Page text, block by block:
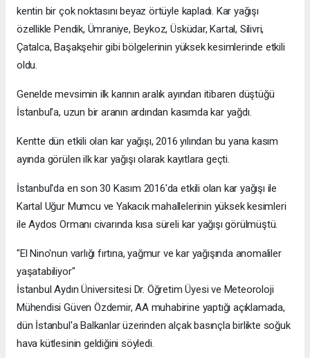
kentin bir çok noktasını beyaz örtüyle kapladı. Kar yağışı
özellikle Pendik, Ümraniye, Beykoz, Üsküdar, Kartal, Silivri,
Çatalca, Başakşehir gibi bölgelerinin yüksek kesimlerinde etkili
oldu.
Genelde mevsimin ilk karının aralık ayından itibaren düştüğü
İstanbul'a, uzun bir aranın ardından kasımda kar yağdı.
Kentte dün etkili olan kar yağışı, 2016 yılından bu yana kasım
ayında görülen ilk kar yağışı olarak kayıtlara geçti.
İstanbul'da en son 30 Kasım 2016'da etkili olan kar yağışı ile
Kartal Uğur Mumcu ve Yakacık mahallelerinin yüksek kesimleri
ile Aydos Ormanı civarında kısa süreli kar yağışı görülmüştü.
"El Nino'nun varlığı fırtına, yağmur ve kar yağışında anomaliler
yaşatabiliyor"
İstanbul Aydın Üniversitesi Dr. Öğretim Üyesi ve Meteoroloji
Mühendisi Güven Özdemir, AA muhabirine yaptığı açıklamada,
dün İstanbul'a Balkanlar üzerinden alçak basınçla birlikte soğuk
hava kütlesinin geldiğini söyledi.